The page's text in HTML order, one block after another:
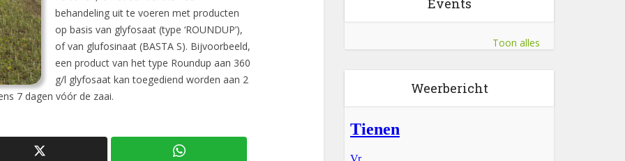
behandeling uit te voeren met producten
op basis van glyfosaat (type ‘ROUNDUP’),
of van glufosinaat (BASTA S). Bijvoorbeeld,
een product van het type Roundup aan 360
g/l glyfosaat kan toegediend worden aan 2
7 dagen vóór de zaai.
Events
Toon alles
Weerbericht